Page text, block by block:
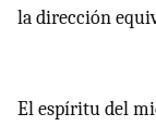
la dirección
El espíritu del